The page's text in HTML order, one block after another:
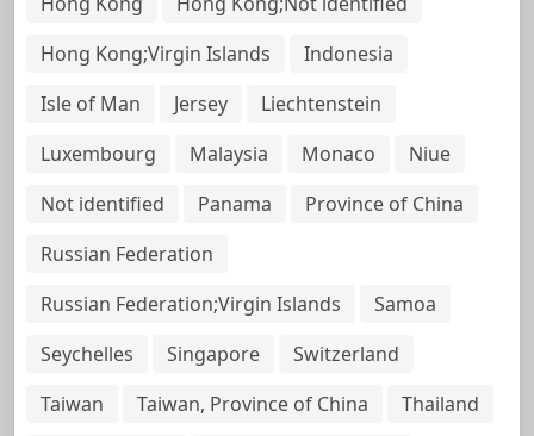
Hong Kong;Virgin Islands
Indonesia
Isle of Man
Jersey
Liechtenstein
Luxembourg
Malaysia Monaco
Niue
Not identified
Panama
Province of China
Russian Federation
Russian Federation;Virgin Islands
Samoa
Seychelles
Singapore
Switzerland
Taiwan
Taiwan, Province of China
Thailand